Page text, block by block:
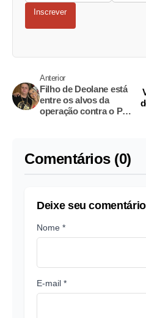
Inscrever
Anterior
Filho de Deolane está
entre os alvos da
operação contra o PCC
Comentários (0)
Deixe seu comentário
Nome *
E-mail *